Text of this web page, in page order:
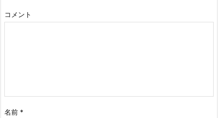
コメント
名前 *